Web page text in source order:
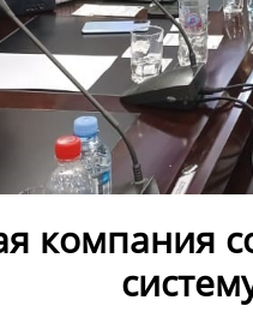
компания